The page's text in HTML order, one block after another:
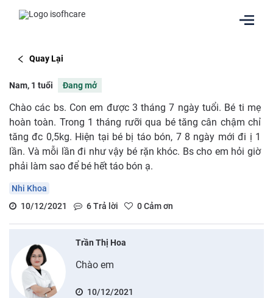
Quay Lại
Nam, 1 tuổi Đang mở
Chào các bs. Con em được 3 tháng 7 ngày tuổi. Bé ti mẹ
hoàn toàn. Trong 1 tháng rưỡi qua bé tăng cân chậm chỉ
tăng đc 0,5kg. Hiện tại bé bị táo bón, 7 8 ngày mới đi ị 1
lần. Và mỗi lần đi như vậy bé rặn khóc. Bs cho em hỏi giờ
phải làm sao để bé hết táo bón ạ.
Nhi Khoa
10/12/2021
6Trả lời 0Cảm ơn
Trần Thị Hoa
Chào em
10/12/2021